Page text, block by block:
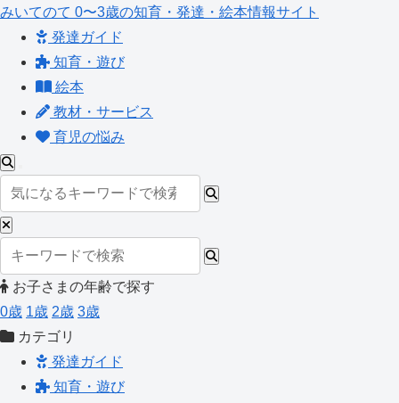
みいてのて 0〜3歳の知育・発達・絵本情報サイト
発達ガイド
知育・遊び
絵本
教材・サービス
育児の悩み
お子さまの年齢で探す
0歳 1歳 2歳 3歳
カテゴリ
発達ガイド
知育・遊び